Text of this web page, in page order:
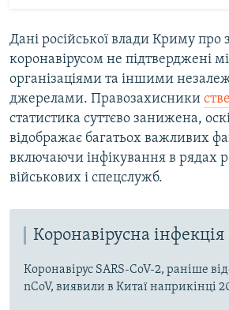
Дані російської влади Криму про
коронавірусом не підтверджені
організаціями та іншими
джерелами. Правозахисники
статистика суттєво занижена,
відображає багатьох важливих
включаючи інфікування в рядах
військових і спецслужб.
Коронавірусна
Коронавірус SARS-CoV-2, раніше
nCoV, виявили в Китаї наприкінці